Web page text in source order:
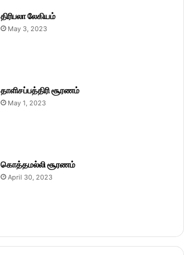
திரிபலா லேகியம்
May 3, 2023
தாளிசப்பத்திரி சூரணம்
May 1, 2023
கொத்தமல்லி சூரணம்
April 30, 2023